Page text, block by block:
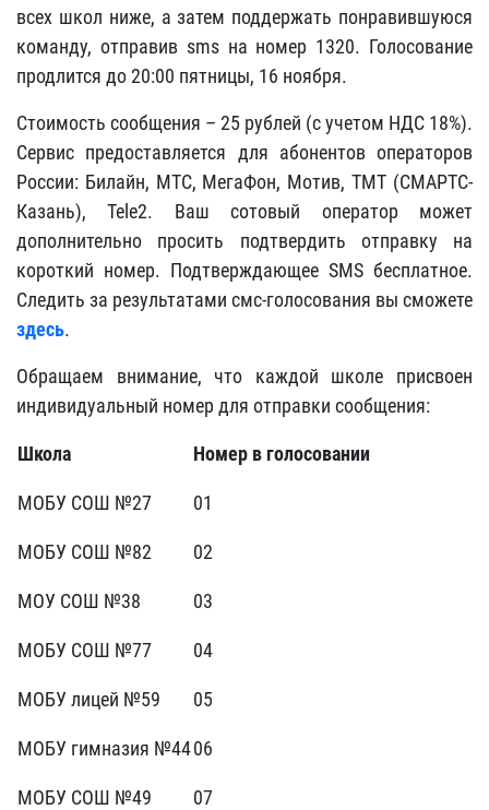
всех школ ниже, а затем поддержать понравившуюся
команду, отправив sms на номер 1320. Голосование
продлится до 20:00 пятницы, 16 ноября.
Стоимость сообщения – 25 рублей (с учетом НДС 18%).
Сервис предоставляется для абонентов операторов
России: Билайн, МТС, МегаФон, Мотив, ТМТ (СМАРТС-
Казань), Tele2. Ваш сотовый оператор может
дополнительно просить подтвердить отправку на
короткий номер. Подтверждающее SMS бесплатное.
Следить за результатами смс-голосования вы сможете
здесь.
Обращаем внимание, что каждой школе присвоен
индивидуальный номер для отправки сообщения:
Школа Номер в голосовании
МОБУ СОШ №27 01
МОБУ СОШ №82 02
МОУ СОШ №38 03
МОБУ СОШ №77 04
МОБУ лицей №59 05
МОБУ гимназия №4406
МОБУ СОШ №49 07